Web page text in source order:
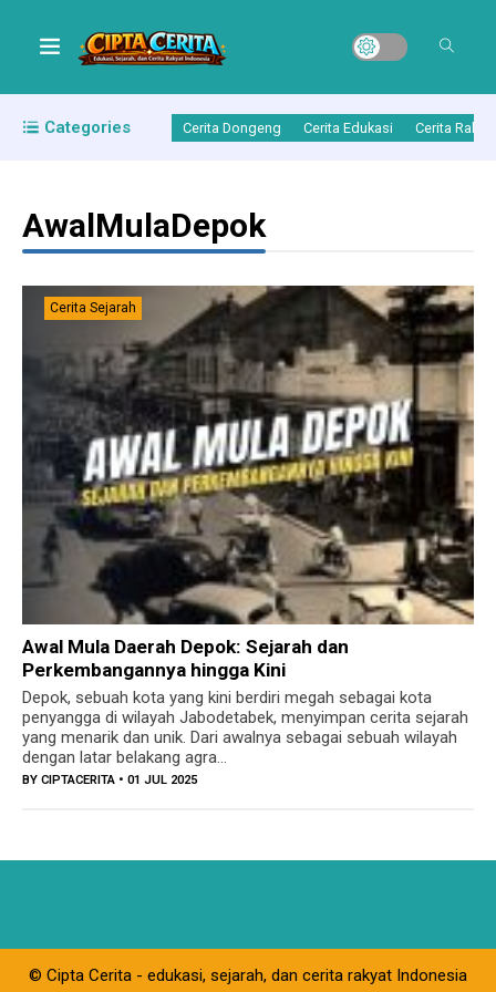
Categories Cerita Dongeng Cerita Edukasi Cerita Rakyat
AwalMulaDepok
Cerita Sejarah
Awal Mula Daerah Depok: Sejarah dan
Perkembangannya hingga Kini
Depok, sebuah kota yang kini berdiri megah sebagai kota
penyangga di wilayah Jabodetabek, menyimpan cerita sejarah
yang menarik dan unik. Dari awalnya sebagai sebuah wilayah
dengan latar belakang agra...
BY CIPTACERITA • 01 JUL 2025
© Cipta Cerita - edukasi, sejarah, dan cerita rakyat Indonesia